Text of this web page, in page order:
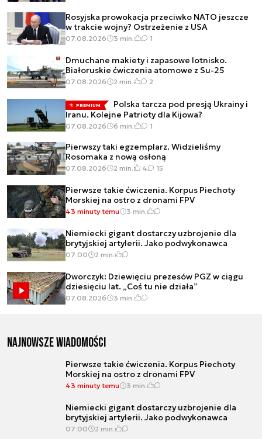
Rosyjska prowokacja przeciwko NATO jeszcze
w trakcie wojny? Ostrzeżenie z USA
07.08.2026 3 min. 1
Dmuchane makiety i zapasowe lotnisko.
Białoruskie ćwiczenia atomowe z Su-25
07.08.2026 2 min. 2
PREMIUM
Polska tarcza pod presją Ukrainy i
Iranu. Kolejne Patrioty dla Kijowa?
07.08.2026 6 min. 1
Pierwszy taki egzemplarz. Widzieliśmy
Rosomaka z nową osłoną
07.08.2026 2 min. 4 15
Pierwsze takie ćwiczenia. Korpus Piechoty
Morskiej na ostro z dronami FPV
43 minuty temu 3 min.
Niemiecki gigant dostarczy uzbrojenie dla
brytyjskiej artylerii. Jako podwykonawca
07:00 2 min.
Dworczyk: Dziewięciu prezesów PGZ w ciągu
dziesięciu lat. „Coś tu nie działa”
07.08.2026 3 min.
Najnowsze wiadomości
Pierwsze takie ćwiczenia. Korpus Piechoty
Morskiej na ostro z dronami FPV
43 minuty temu 3 min.
Niemiecki gigant dostarczy uzbrojenie dla
brytyjskiej artylerii. Jako podwykonawca
07:00 2 min.